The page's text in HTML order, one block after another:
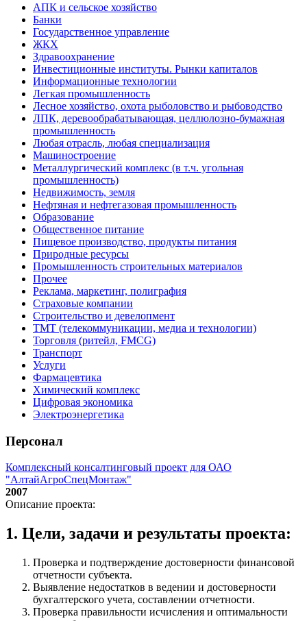
АПК и сельское хозяйство
Банки
Государственное управление
ЖКХ
Здравоохранение
Инвестиционные институты. Рынки капиталов
Информационные технологии
Легкая промышленность
Лесное хозяйство, охота рыболовство и рыбоводство
ЛПК, деревообрабатывающая, целлюлозно-бумажная
промышленность
Любая отрасль, любая специализация
Машиностроение
Металлургический комплекс (в т.ч. угольная
промышленность)
Недвижимость, земля
Нефтяная и нефтегазовая промышленность
Образование
Общественное питание
Пищевое производство, продукты питания
Природные ресурсы
Промышленность строительных материалов
Прочее
Реклама, маркетинг, полиграфия
Страховые компании
Строительство и девелопмент
ТМТ (телекоммуникации, медиа и технологии)
Торговля (ритейл, FMCG)
Транспорт
Услуги
Фармацевтика
Химический комплекс
Цифровая экономика
Электроэнергетика
Персонал
Комплексный консалтинговый проект для ОАО
"АлтайАгроСпецМонтаж"
2007
Описание проекта:
1. Цели, задачи и результаты проекта:
Проверка и подтверждение достоверности финансовой
отчетности субъекта.
Выявление недостатков в ведении и достоверности
бухгалтерского учета, составлении отчетности.
Проверка правильности исчисления и оптимальности